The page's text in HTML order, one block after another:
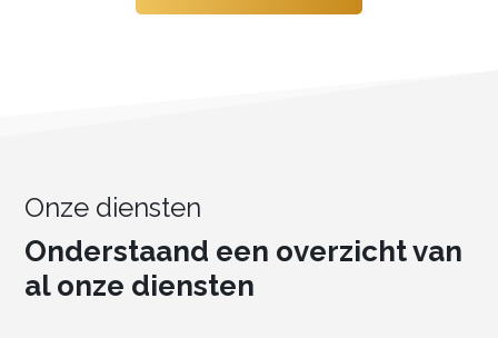
Onze diensten
Onderstaand een overzicht van
al onze diensten